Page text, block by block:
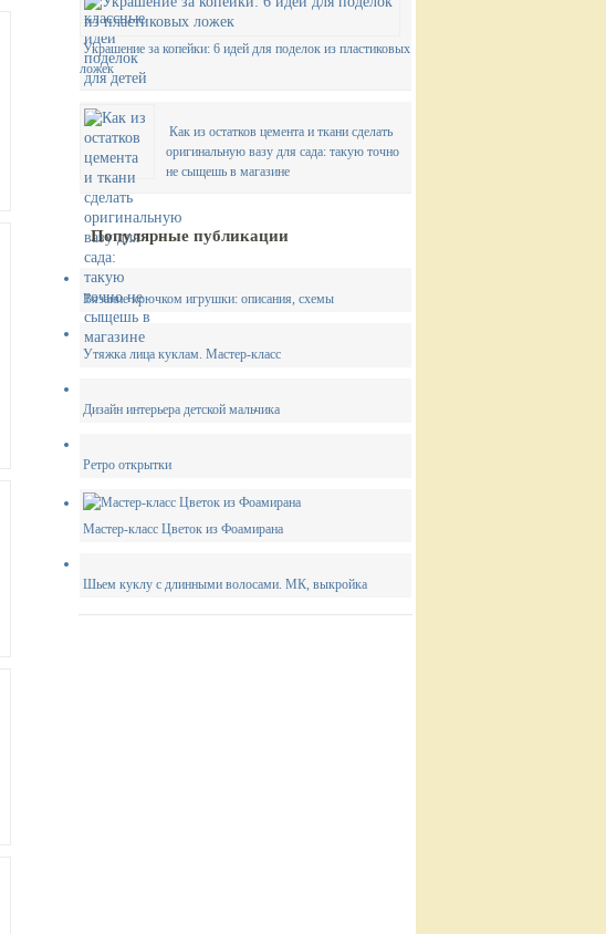
Украшение за копейки: 6 идей для поделок из пластиковых
ложек
Как из остатков цемента и ткани сделать
оригинальную вазу для сада: такую точно
не сыщешь в магазине
Популярные публикации
Вязание крючком игрушки: описания, схемы
Утяжка лица куклам. Мастер-класс
Дизайн интерьера детской мальчика
Ретро открытки
Мастер-класс Цветок из Фоамирана
Шьем куклу с длинными волосами. МК, выкройка